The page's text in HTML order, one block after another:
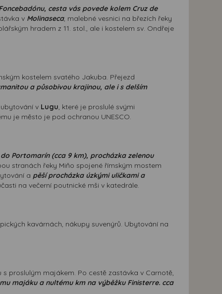
cesta vás povede kolem Cruz de
v Molinaseca, malebné vesnici na březích řeky
hradem z 11. stol., ale i kostelem sv. Ondřeje
kostelem svatého Jakuba. Přejezd
a působivou krajinou, ale i s delším
v Lugu, které je proslulé svými
je město je pod ochranou UNESCO.
Portomarín (cca 9 km), procházka zelenou
stranách řeky Miňo spojené římským mostem
a pěší procházka úzkými uličkami a
na večerní poutnické mši v katedrále.
kavárnách, nákupy suvenýrů. Ubytování na
proslulým majákem. Po cestě zastávka v Carnotě,
majáku a nultému km na výběžku Finisterre. cca